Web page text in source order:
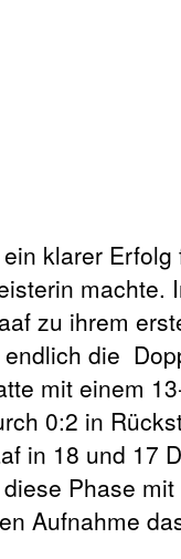
klarer Erfolg
machte.
zu ihrem
die
mit einem
0:2 in
in 18 und 17
diese Phase
Aufnahme